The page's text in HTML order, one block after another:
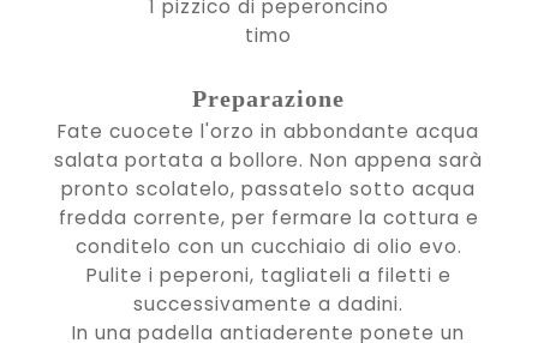
1 pizzico di peperoncino
timo
Preparazione
Fate cuocete l'orzo in abbondante acqua
salata portata a bollore. Non appena sarà
pronto scolatelo, passatelo sotto acqua
fredda corrente, per fermare la cottura e
conditelo con un cucchiaio di olio evo.
Pulite i peperoni, tagliateli a filetti e
successivamente a dadini.
In una padella antiaderente ponete un